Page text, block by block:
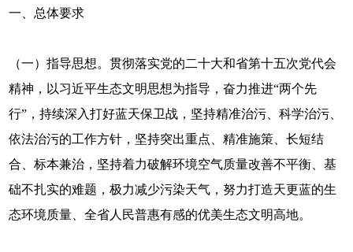
一、总体要求
（一）指导思想。贯彻落实党的二十大和省第十五次党代会
精神，以习近平生态文明思想为指导，奋力推进“两个先
行”，持续深入打好蓝天保卫战，坚持精准治污、科学治污、
依法治污的工作方针，坚持突出重点、精准施策、长短结
合、标本兼治，坚持着力破解环境空气质量改善不平衡、基
础不扎实的难题，极力减少污染天气，努力打造天更蓝的生
态环境质量、全省人民普惠有感的优美生态文明高地。